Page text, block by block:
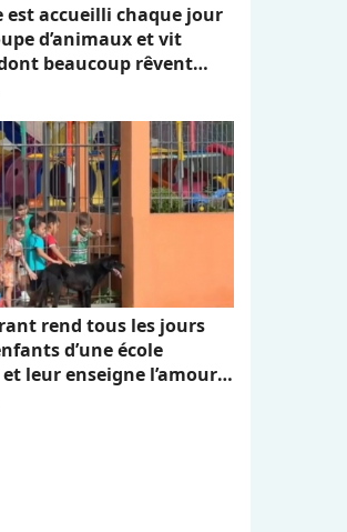
est accueilli chaque jour
d’animaux et vit
beaucoup rêvent
rend tous les jours
d’une école
leur enseigne l’amour
(vidéo)